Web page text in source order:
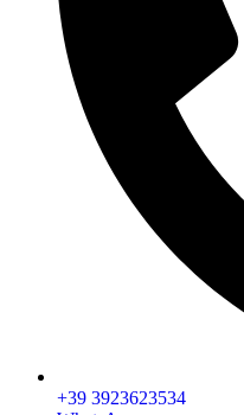
+39 3923623534